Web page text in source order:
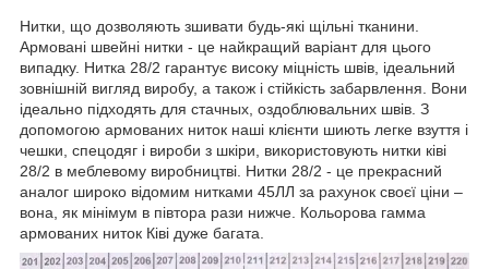
Нитки, що дозволяють зшивати будь-які щільні тканини.
Армовані швейні нитки - це найкращий варіант для цього
випадку. Нитка 28/2 гарантує високу міцність швів, ідеальний
зовнішній вигляд виробу, а також і стійкість забарвлення. Вони
ідеально підходять для стачных, оздоблювальних швів. З
допомогою армованих ниток наші клієнти шиють легке взуття і
чешки, спецодяг і вироби з шкіри, використовують нитки ківі
28/2 в меблевому виробництві. Нитки 28/2 - це прекрасний
аналог широко відомим нитками 45ЛЛ за рахунок своєї ціни –
вона, як мінімум в півтора рази нижче. Кольорова гамма
армованих ниток Ківі дуже багата.